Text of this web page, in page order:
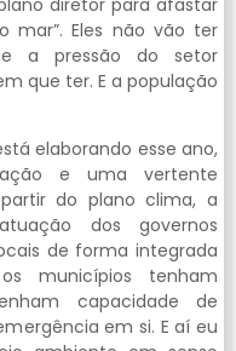
mar”. Eles não vão ter
a pressão do setor
que ter. E a população
elaborando esse ano,
e uma vertente
do plano clima, a
dos governos
de forma integrada
municípios tenham
capacidade de
em si. E aí eu